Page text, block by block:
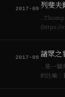
剝削你
2017-09
(https://
酒，你跟
2017-09
…是一個
的比喻